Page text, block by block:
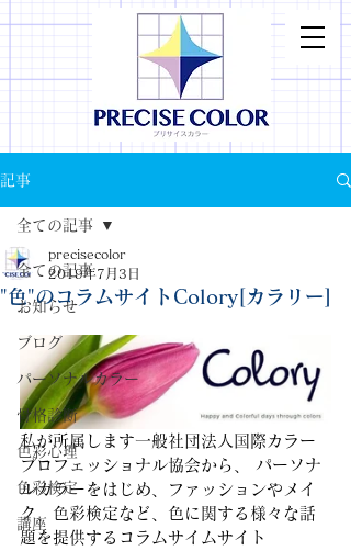
記事
全ての記事
お知らせ
ブログ
パーソナルカラー
骨格診断
色彩心理
色彩検定
講座
全ての記事
"色"のコラムサイトColory[カラリー]
precisecolor
2019年7月3日
私が所属します一般社団法人国際カラー
プロフェッショナル協会から、 パーソナ
ルカラーをはじめ、ファッションやメイ
ク、色彩検定など、色に関する様々な話
題を提供するコラムサイムサイト